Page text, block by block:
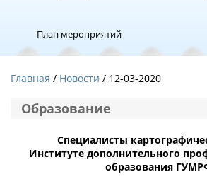
План мероприятий
Главная Новости / 12-03-2020
Образование
Специалисты
Институте дополнительного
образования